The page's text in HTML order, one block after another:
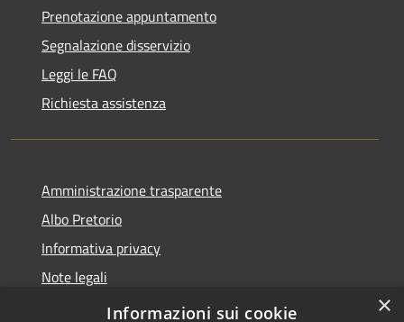
Prenotazione appuntamento
Segnalazione disservizio
Leggi le FAQ
Richiesta assistenza
Amministrazione trasparente
Albo Pretorio
Informativa privacy
Note legali
Dichiarazione di accessibilità
×
Informazioni sui cookie